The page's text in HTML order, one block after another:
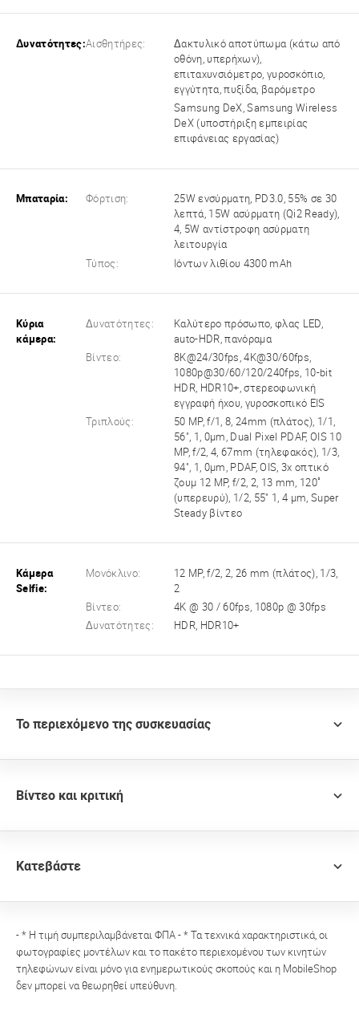
Δυνατότητες:Αισθητήρες:
Δακτυλικό αποτύπωμα (κάτω από
οθόνη, υπερήχων),
επιταχυνσιόμετρο, γυροσκόπιο,
εγγύτητα, πυξίδα, βαρόμετρο
Samsung DeX, Samsung Wireless
DeX (υποστήριξη εμπειρίας
επιφάνειας εργασίας)
Μπαταρία: Φόρτιση:
25W ενσύρματη, PD3.0, 55% σε 30
λεπτά, 15W ασύρματη (Qi2 Ready),
4, 5W αντίστροφη ασύρματη
λειτουργία
Τύπος:
Ιόντων λιθίου 4300 mAh
Κύρια
κάμερα:
Δυνατότητες:
Καλύτερο πρόσωπο, φλας LED,
auto-HDR, πανόραμα
Βίντεο:
8K@24/30fps, 4K@30/60fps,
1080p@30/60/120/240fps, 10-bit
HDR, HDR10+, στερεοφωνική
εγγραφή ήχου, γυροσκοπικό EIS
Τριπλούς:
50 MP, f/1, 8, 24mm (πλάτος), 1/1,
56", 1, 0μm, Dual Pixel PDAF, OIS 10
MP, f/2, 4, 67mm (τηλεφακός), 1/3,
94", 1, 0μm, PDAF, OIS, 3x οπτικό
ζουμ 12 MP, f/2, 2, 13 mm, 120˚
(υπερευρύ), 1/2, 55" 1, 4 μm, Super
Steady βίντεο
Κάμερα
Selfie:
Μονόκλινο:
12 MP, f/2, 2, 26 mm (πλάτος), 1/3,
2
Βίντεο:
4K @ 30 / 60fps, 1080p @ 30fps
Δυνατότητες:
HDR, HDR10+
Το περιεχόμενο της συσκευασίας
Βίντεο και κριτική
Κατεβάστε
- * Η τιμή συμπεριλαμβάνεται ΦΠΑ - * Τα τεχνικά χαρακτηριστικά, οι
φωτογραφίες μοντέλων και το πακέτο περιεχομένου των κινητών
τηλεφώνων είναι μόνο για ενημερωτικούς σκοπούς και η MobileShop
δεν μπορεί να θεωρηθεί υπεύθυνη.